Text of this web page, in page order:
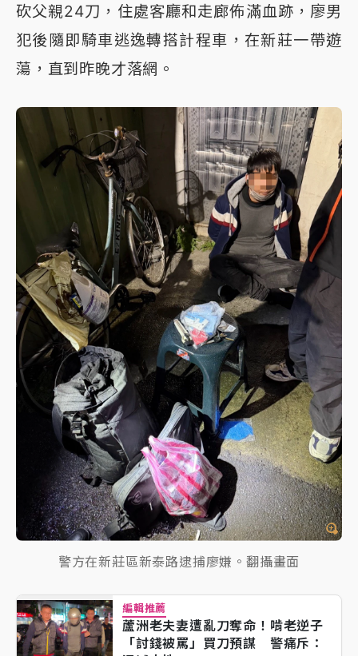
砍父親24刀，住處客廳和走廊佈滿血跡，廖男
犯後隨即騎車逃逸轉搭計程車，在新莊一帶遊
蕩，直到昨晚才落網。
警方在新莊區新泰路逮捕廖嫌。翻攝畫面
編輯推薦
蘆洲老夫妻遭亂刀奪命！啃老逆子
「討錢被罵」買刀預謀 警痛斥：